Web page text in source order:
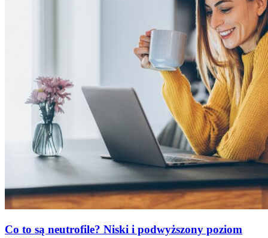
Co to są neutrofile? Niski i podwyższony poziom